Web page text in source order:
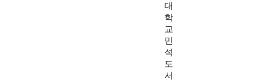
대
학
교
민
석
도
서